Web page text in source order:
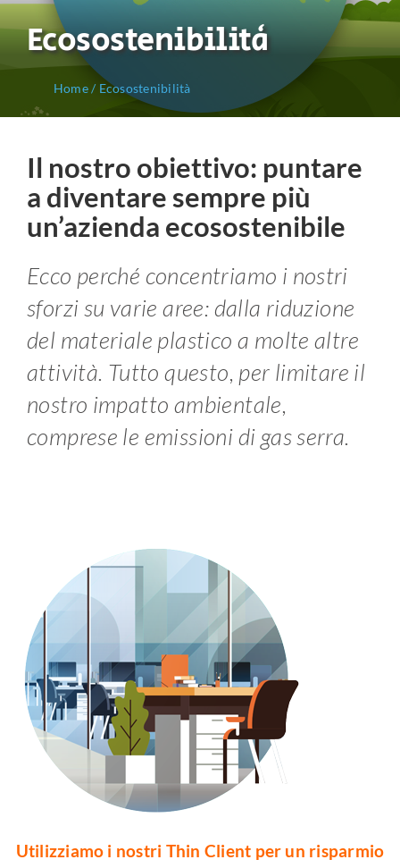
Ecosostenibilità
Home/ Ecosostenibilità
Il nostro obiettivo: puntare
a diventare sempre più
un’azienda ecosostenibile
Ecco perché concentriamo i nostri
sforzi su varie aree: dalla riduzione
del materiale plastico a molte altre
attività. Tutto questo, per limitare il
nostro impatto ambientale,
comprese le emissioni di gas serra.
Utilizziamo i nostri Thin Client per un risparmio